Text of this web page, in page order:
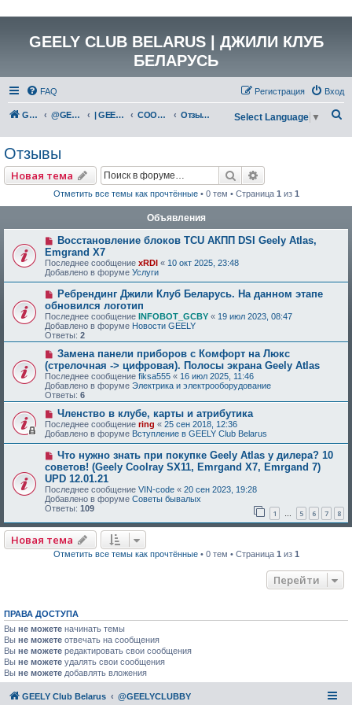
GEELY CLUB BELARUS | ДЖИЛИ КЛУБ
БЕЛАРУСЬ
FAQ Вход
Регистрация
GEELY Club Belarus @GEELYCLUBBY | GEELY КАТАЛОГ COOLRAY (SX11A3) Отзывы Select Language ▼
Отзывы
Новая тема Поиск
Отметить все темы как прочтённые• 0 тем • Страница 1 из 1
Объявления
Восстановление блоков TCU АКПП DSI Geely Atlas,
Emgrand X7
Последнее сообщение xRDI « 10 окт 2025, 23:48
Добавлено в форуме Услуги
Ребрендинг Джили Клуб Беларусь. На данном этапе
обновился логотип
Последнее сообщение INFOBOT_GCBY « 19 июл 2023, 08:47
Добавлено в форуме Новости GEELY
Ответы: 2
Замена панели приборов с Комфорт на Люкс
(стрелочная -> цифровая). Полосы экрана Geely Atlas
Последнее сообщение fiksa555 « 16 июл 2025, 11:46
Добавлено в форуме Электрика и электрооборудование
Ответы: 6
Членство в клубе, карты и атрибутика
Последнее сообщение ring « 25 сен 2018, 12:36
Добавлено в форуме Вступление в GEELY Club Belarus
Что нужно знать при покупке Geely Atlas у дилера? 10
советов! (Geely Coolray SX11, Emrgand X7, Emrgand 7)
UPD 12.01.21
Последнее сообщение VIN-code « 20 сен 2023, 19:28
Добавлено в форуме Советы бывалых
Ответы: 109 1 … 5 6 7 8
Новая тема
Отметить все темы как прочтённые• 0 тем • Страница 1 из 1
Перейти
ПРАВА ДОСТУПА
Вы не можете начинать темы
Вы не можете отвечать на сообщения
Вы не можете редактировать свои сообщения
Вы не можете удалять свои сообщения
Вы не можете добавлять вложения
GEELY Club Belarus @GEELYCLUBBY